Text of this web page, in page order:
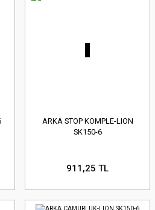
ARKA STOP KOMPLE-LION
SK150-6
911,25 TL